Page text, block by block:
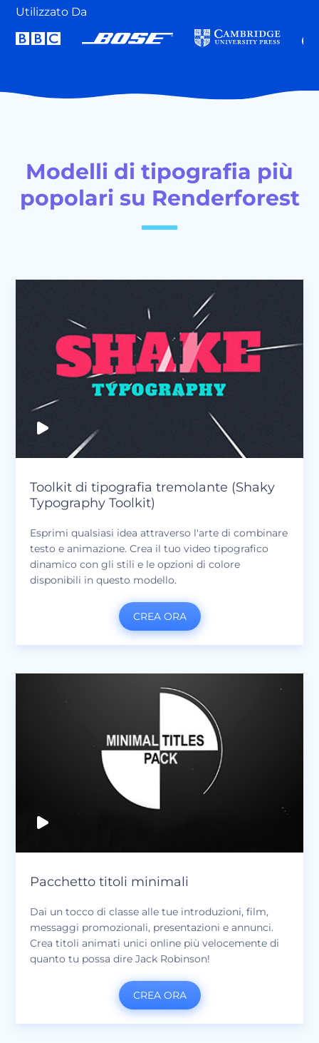
Utilizzato Da
Modelli di tipografia più
popolari su Renderforest
Toolkit di tipografia tremolante (Shaky
Typography Toolkit)
Esprimi qualsiasi idea attraverso l'arte di combinare
testo e animazione. Crea il tuo video tipografico
dinamico con gli stili e le opzioni di colore
disponibili in questo modello.
CREA ORA
Pacchetto titoli minimali
Dai un tocco di classe alle tue introduzioni, film,
messaggi promozionali, presentazioni e annunci.
Crea titoli animati unici online più velocemente di
quanto tu possa dire Jack Robinson!
CREA ORA